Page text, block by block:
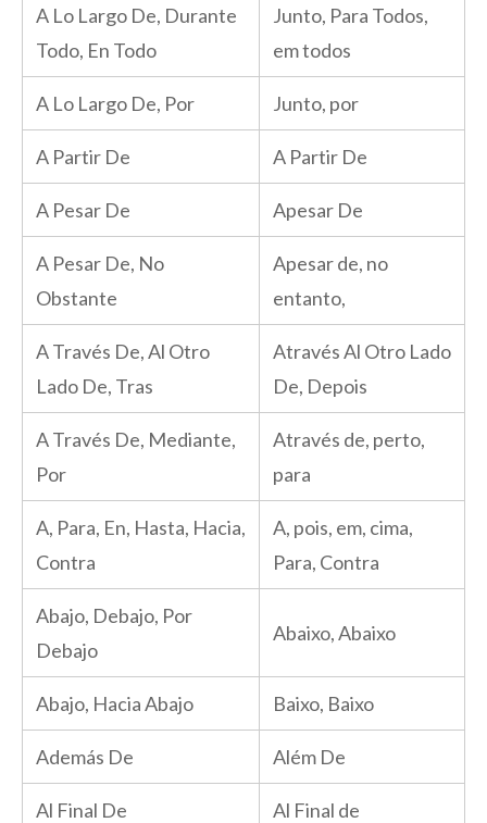
A Lo Largo De, Durante
Todo, En Todo
Junto, Para Todos,
em todos
A Lo Largo De, Por Junto, por
A Partir De A Partir De
A Pesar De Apesar De
A Pesar De, No
Obstante
Apesar de, no
entanto,
A Través De, Al Otro
Lado De, Tras
Através Al Otro Lado
De, Depois
A Través De, Mediante,
Por
Através de, perto,
para
A, Para, En, Hasta, Hacia,
Contra
A, pois, em, cima,
Para, Contra
Abajo, Debajo, Por
Debajo
Abaixo, Abaixo
Abajo, Hacia Abajo Baixo, Baixo
Además De Além De
Al Final De Al Final de